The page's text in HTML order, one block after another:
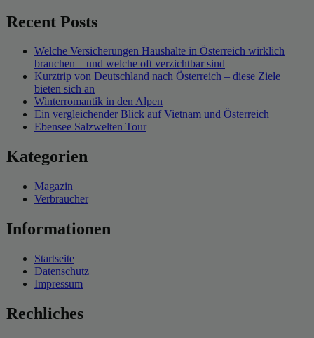
Recent Posts
Welche Versicherungen Haushalte in Österreich wirklich
brauchen – und welche oft verzichtbar sind
Kurztrip von Deutschland nach Österreich – diese Ziele
bieten sich an
Winterromantik in den Alpen
Ein vergleichender Blick auf Vietnam und Österreich
Ebensee Salzwelten Tour
Kategorien
Magazin
Verbraucher
Informationen
Startseite
Datenschutz
Impressum
Rechliches